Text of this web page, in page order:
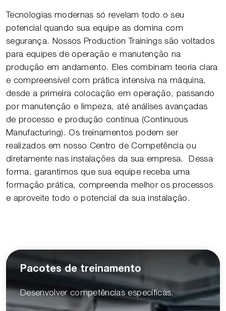
Tecnologias modernas só revelam todo o seu
potencial quando sua equipe as domina com
segurança. Nossos Production Trainings são voltados
para equipes de operação e manutenção na
produção em andamento. Eles combinam teoria clara
e compreensível com prática intensiva na máquina,
desde a primeira colocação em operação, passando
por manutenção e limpeza, até análises avançadas
de processo e produção contínua (Continuous
Manufacturing). Os treinamentos podem ser
realizados em nosso Centro de Competência ou
diretamente nas instalações da sua empresa. Dessa
forma, garantimos que sua equipe receba uma
formação prática, compreenda melhor os processos
e aproveite todo o potencial da sua instalação.
Pacotes de treinamento
Desenvolver competências específicas.